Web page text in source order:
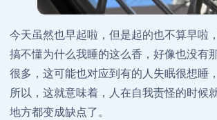
今天虽然也早起啦，但是起的也不算早啦
搞不懂为什么我睡的这么香，好像也没有
很多，这可能也对应到有的人失眠很想睡
所以，这就意味着，人在自我责怪的时候
地方都变成缺点了。